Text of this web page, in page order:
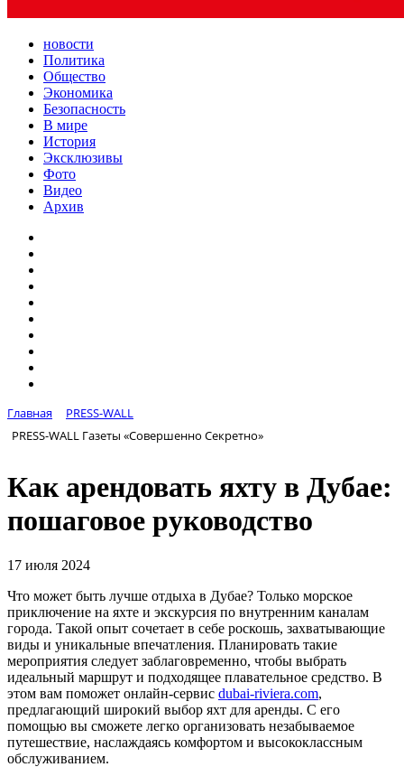
новости
Политика
Общество
Экономика
Безопасность
В мире
История
Эксклюзивы
Фото
Видео
Архив
Главная
PRESS-WALL
PRESS-WALL Газеты «Совершенно Секретно»
Как арендовать яхту в Дубае:
пошаговое руководство
17 июля 2024
Что может быть лучше отдыха в Дубае? Только морское
приключение на яхте и экскурсия по внутренним каналам
города. Такой опыт сочетает в себе роскошь, захватывающие
виды и уникальные впечатления. Планировать такие
мероприятия следует заблаговременно, чтобы выбрать
идеальный маршрут и подходящее плавательное средство. В
этом вам поможет онлайн-сервис dubai-riviera.com,
предлагающий широкий выбор яхт для аренды. С его
помощью вы сможете легко организовать незабываемое
путешествие, наслаждаясь комфортом и высококлассным
обслуживанием.